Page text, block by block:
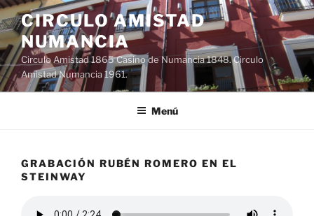
Saltar
al
contenido
CIRCULO AMISTAD
NUMANCIA
Circulo Amistad 1865 Casino de Numancia 1848. Circulo
Amistad Numancia 1961.
Menú
GRABACIÓN RUBÉN ROMERO EN EL
STEINWAY